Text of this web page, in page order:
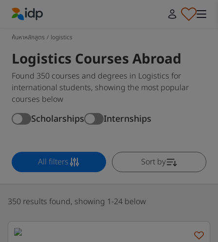
ค้นหาหลักสูตร / logistics
Logistics Courses Abroad
Found 350 courses and degrees in Logistics for
international students, showing the most popular
courses below
Scholarships Internships
All filters Sort by
350 results found, showing 1-24 below